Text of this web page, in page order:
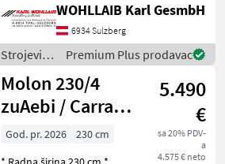
Zinkenträger - 6
Doppelzinken pro
Zinkenträger - Tastrad inkl.
Pendelausgleich Kat. 2 -
Außenbreite
WOHLLAIB Karl GesmbH
6934 Sulzberg
Strojevi i
oprema
za travu i
baliranje /
Molon
Premium Plus prodavac
Molon 230/4
zuAebi / Carraro
/ Reforma
5.490
€
sa 20% PDV-
a
4.575 € neto
God. pr. 2026
230 cm